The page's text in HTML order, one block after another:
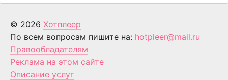
© 2026 Хотплеер
По всем вопросам пишите на: hotpleer@mail.ru
Правообладателям
Реклама на этом сайте
Описание услуг